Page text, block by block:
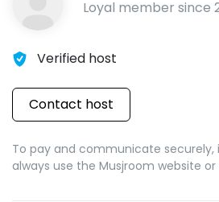
heeft zelfs 2 toiletten. Naast de 2
in combinatie met deze
informatie op:
Loyal member since
Verified host
Contact host
To pay and communicate
always use the Musjroom website or